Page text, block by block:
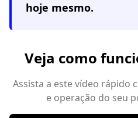
hoje mesmo.
Veja como
Assista a este vídeo rápido
e operação do seu